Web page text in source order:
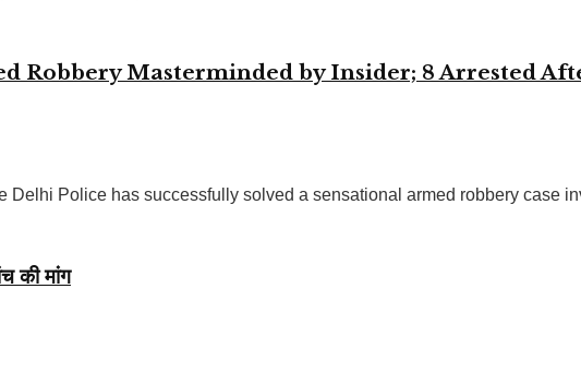
Robbery Masterminded by Insider; 8 Arrested
Delhi Police has successfully solved a sensational armed robbery case
की मांग